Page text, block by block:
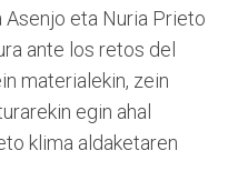
Asenjo eta Nuria Prieto
ante los retos del
materialekin, zein
egin ahal
klima aldaketaren